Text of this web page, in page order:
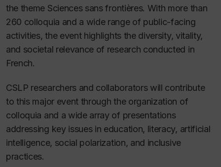
the theme Sciences sans frontières. With more than
260 colloquia and a wide range of public-facing
activities, the event highlights the diversity, vitality,
and societal relevance of research conducted in
French.
CSLP researchers and collaborators will contribute
to this major event through the organization of
colloquia and a wide array of presentations
addressing key issues in education, literacy, artificial
intelligence, social polarization, and inclusive
practices.